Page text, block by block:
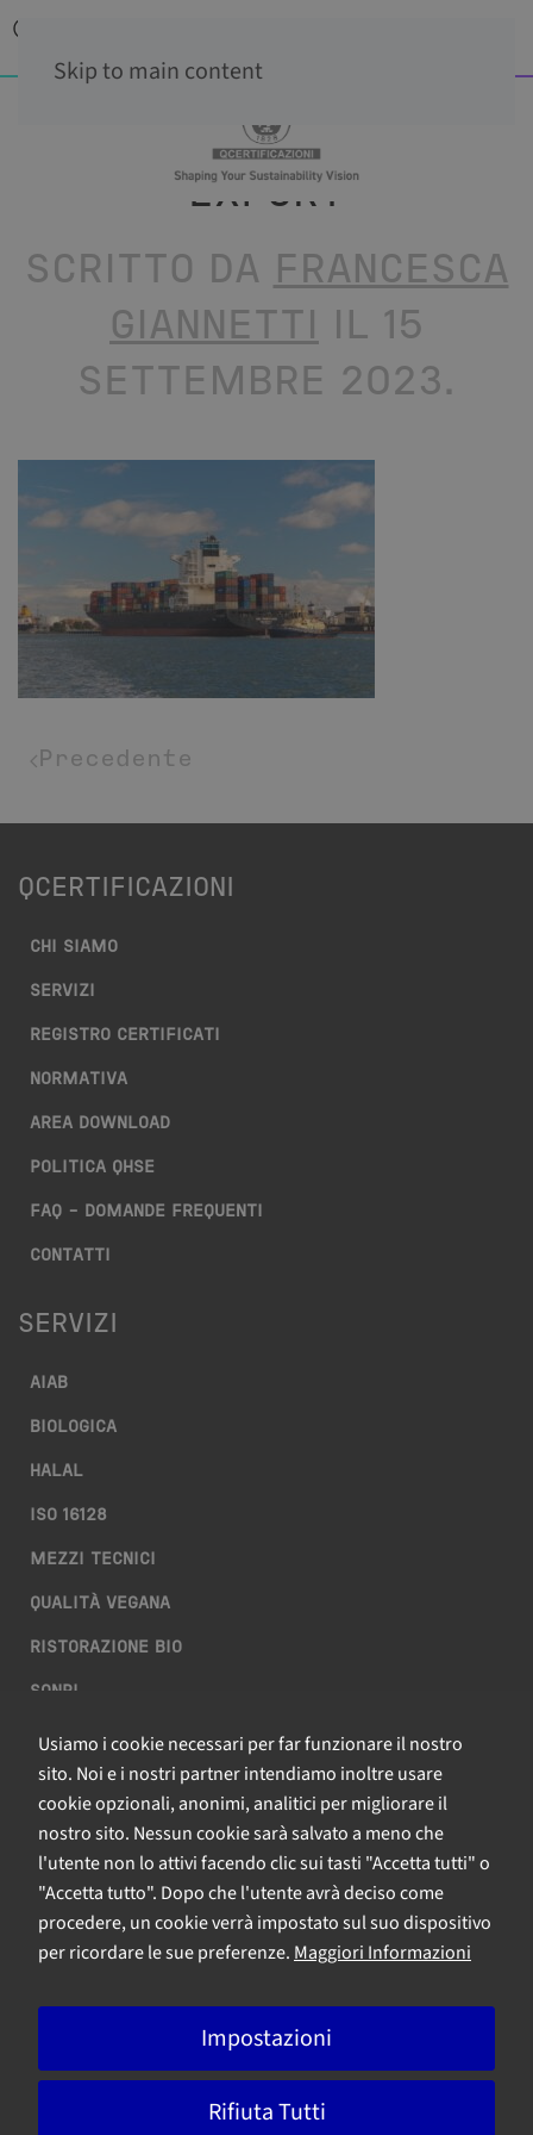
Skip to main content
EXPORT
SCRITTO DA
FRANCESCA
GIANNETTI
IL 15
SETTEMBRE 2023.
Precedente
QCERTIFICAZIONI
CHI SIAMO
SERVIZI
REGISTRO CERTIFICATI
NORMATIVA
AREA DOWNLOAD
POLITICA QHSE
FAQ – DOMANDE FREQUENTI
CONTATTI
SERVIZI
AIAB
BIOLOGICA
HALAL
ISO 16128
MEZZI TECNICI
QUALITÀ VEGANA
RISTORAZIONE BIO
SQNPI
QCERTIFICAZIONI S.R.L. A SOCIO UNICO
Via Paolo Frajese, 37 – 53100 Siena
tel. +39 0577 327234 - fax +39 0577 329907 -Contattaci
P.IVA n. 01273640522
Capitale Sociale € 90.000,00 i.v.
Iscrizione Registro delle imprese di Siena n. 01273640522, REA n.
134249
A Bureau Veritas Company
Usiamo i cookie necessari per far funzionare il nostro
sito. Noi e i nostri partner intendiamo inoltre usare
cookie opzionali, anonimi, analitici per migliorare il
nostro sito. Nessun cookie sarà salvato a meno che
l'utente non lo attivi facendo clic sui tasti "Accetta tutti" o
"Accetta tutto". Dopo che l'utente avrà deciso come
procedere, un cookie verrà impostato sul suo dispositivo
per ricordare le sue preferenze. Maggiori Informazioni
Impostazioni
Rifiuta Tutti